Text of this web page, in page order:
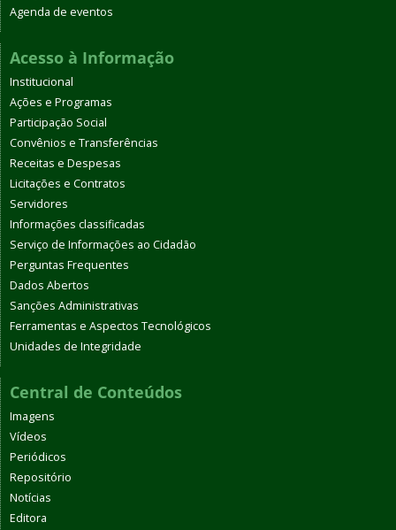
Agenda de eventos
Acesso à Informação
Institucional
Ações e Programas
Participação Social
Convênios e Transferências
Receitas e Despesas
Licitações e Contratos
Servidores
Informações classificadas
Serviço de Informações ao Cidadão
Perguntas Frequentes
Dados Abertos
Sanções Administrativas
Ferramentas e Aspectos Tecnológicos
Unidades de Integridade
Central de Conteúdos
Imagens
Vídeos
Periódicos
Repositório
Notícias
Editora